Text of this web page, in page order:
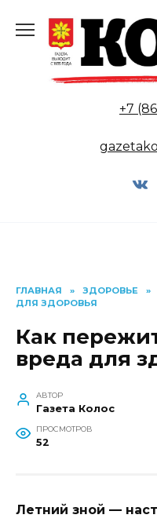
содержанию
+7
ГЛАВНАЯ » ЗДОРОВЬЕ »
ДЛЯ ЗДОРОВЬЯ
Как
вреда для
АВТОР
Газета Колос
ПРОСМОТРОВ
52
Летний зной —